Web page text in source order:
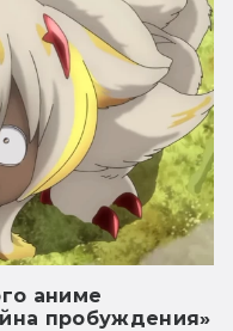
аниме
пробуждения»